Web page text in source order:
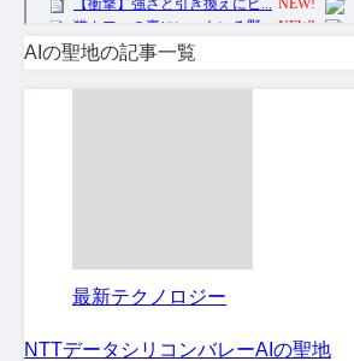
AIの聖地の記事一覧
最新テクノロジー
NTTデータ シリコンバレーAIの聖地